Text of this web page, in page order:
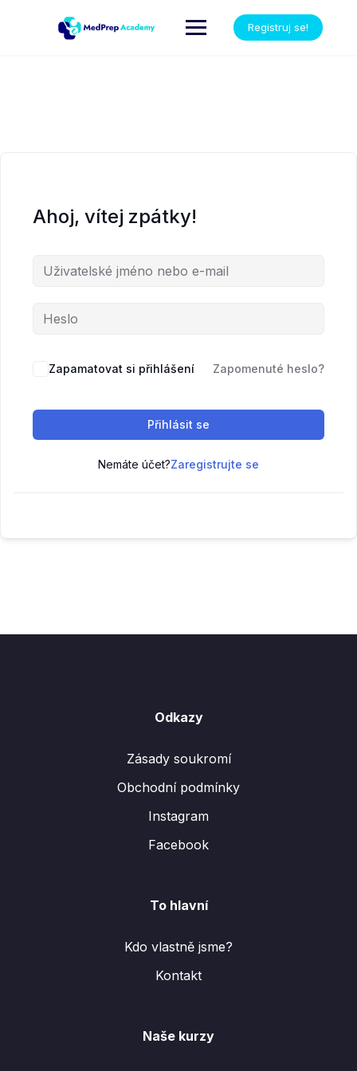
Registruj se!
Ahoj, vítej zpátky!
Zapamatovat si přihlášení Zapomenuté heslo?
Přihlásit se
Nemáte účet?Zaregistrujte se
Odkazy
Zásady soukromí
Obchodní podmínky
Instagram
Facebook
To hlavní
Kdo vlastně jsme?
Kontakt
Naše kurzy